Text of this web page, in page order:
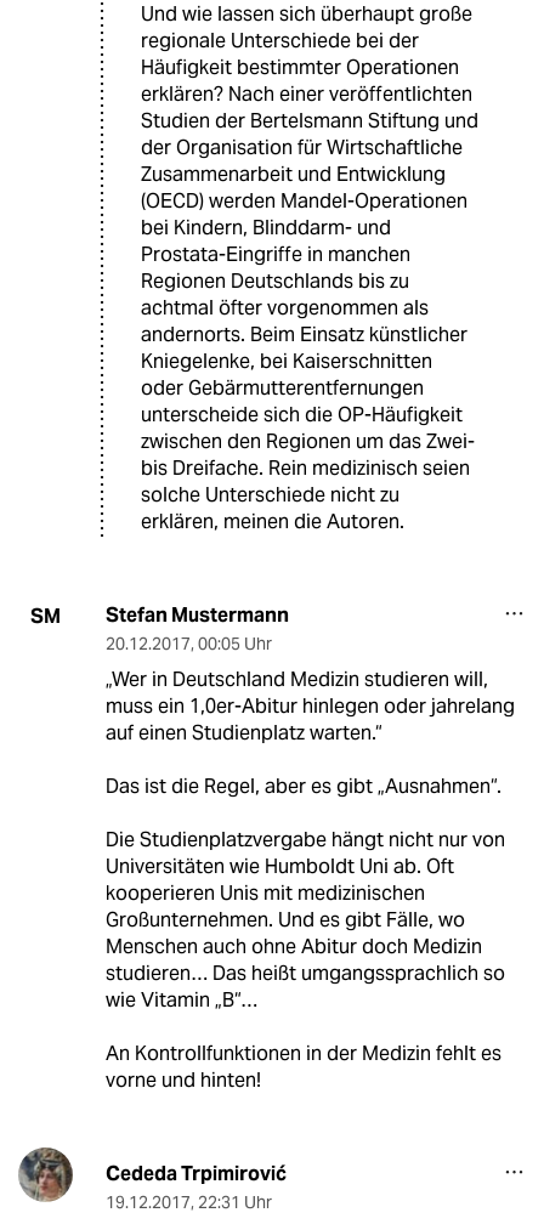
Und wie lassen sich überhaupt große
regionale Unterschiede bei der
Häufigkeit bestimmter Operationen
erklären? Nach einer veröffentlichten
Studien der Bertelsmann Stiftung und
der Organisation für Wirtschaftliche
Zusammenarbeit und Entwicklung
(OECD) werden Mandel-Operationen
bei Kindern, Blinddarm- und
Prostata-Eingriffe in manchen
Regionen Deutschlands bis zu
achtmal öfter vorgenommen als
andernorts. Beim Einsatz künstlicher
Kniegelenke, bei Kaiserschnitten
oder Gebärmutterentfernungen
unterscheide sich die OP-Häufigkeit
zwischen den Regionen um das Zwei-
bis Dreifache. Rein medizinisch seien
solche Unterschiede nicht zu
erklären, meinen die Autoren.
SM Stefan Mustermann
20.12.2017, 00:05 Uhr
„Wer in Deutschland Medizin studieren will,
muss ein 1,0er-Abitur hinlegen oder jahrelang
auf einen Studienplatz warten.“
Das ist die Regel, aber es gibt „Ausnahmen“.
Die Studienplatzvergabe hängt nicht nur von
Universitäten wie Humboldt Uni ab. Oft
kooperieren Unis mit medizinischen
Großunternehmen. Und es gibt Fälle, wo
Menschen auch ohne Abitur doch Medizin
studieren… Das heißt umgangssprachlich so
wie Vitamin „B“…
An Kontrollfunktionen in der Medizin fehlt es
vorne und hinten!
Cededa Trpimirović
19.12.2017, 22:31 Uhr